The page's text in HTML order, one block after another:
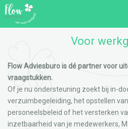
Voor Werkgevers
Home
Voor
Flow Adviesburo is dé partner voor
vraagstukken.
Of je nu ondersteuning zoekt bij in-
verzuimbegeleiding, het opstellen
personeelsbeleid of het versterken
inzetbaarheid van je medewerkers,